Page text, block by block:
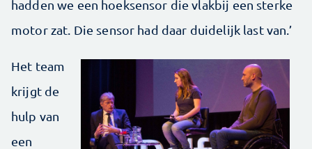
hadden we een hoeksensor die vlakbij een sterke
motor zat. Die sensor had daar duidelijk last van.’
Het team
krijgt de
hulp van
een